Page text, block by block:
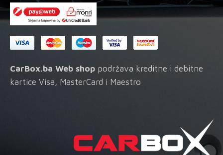
CarBox.ba Web shop podržava kreditne i debitne
kartice Visa, MasterCard i Maestro